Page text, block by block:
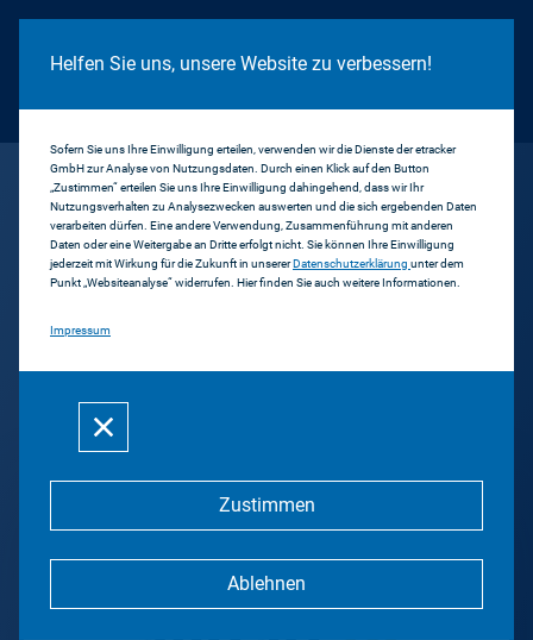
Cookie Hinweis
Helfen Sie uns, unsere Website zu verbessern!
Sofern Sie uns Ihre Einwilligung erteilen, verwenden wir die Dienste der etracker
GmbH zur Analyse von Nutzungsdaten. Durch einen Klick auf den Button
„Zustimmen“ erteilen Sie uns Ihre Einwilligung dahingehend, dass wir Ihr
Nutzungsverhalten zu Analysezwecken auswerten und die sich ergebenden Daten
verarbeiten dürfen. Eine andere Verwendung, Zusammenführung mit anderen
Daten oder eine Weitergabe an Dritte erfolgt nicht. Sie können Ihre Einwilligung
jederzeit mit Wirkung für die Zukunft in unsererDatenschutzerklärung unter dem
Punkt „Websiteanalyse“ widerrufen. Hier finden Sie auch weitere Informationen.
Impressum
Zustimmen
Ablehnen
Allgäu TV
Zurück